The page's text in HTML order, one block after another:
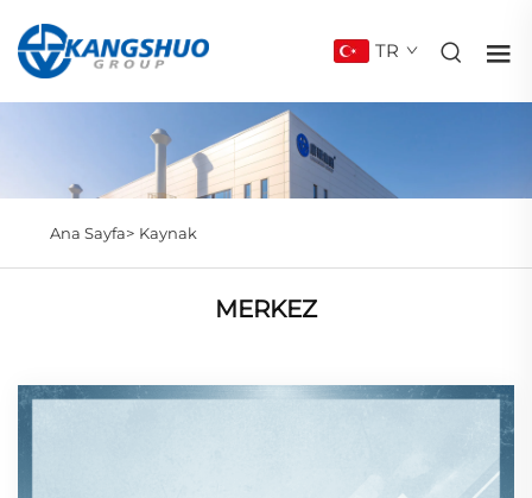
TR
Ana Sayfa> Kaynak
MERKEZ